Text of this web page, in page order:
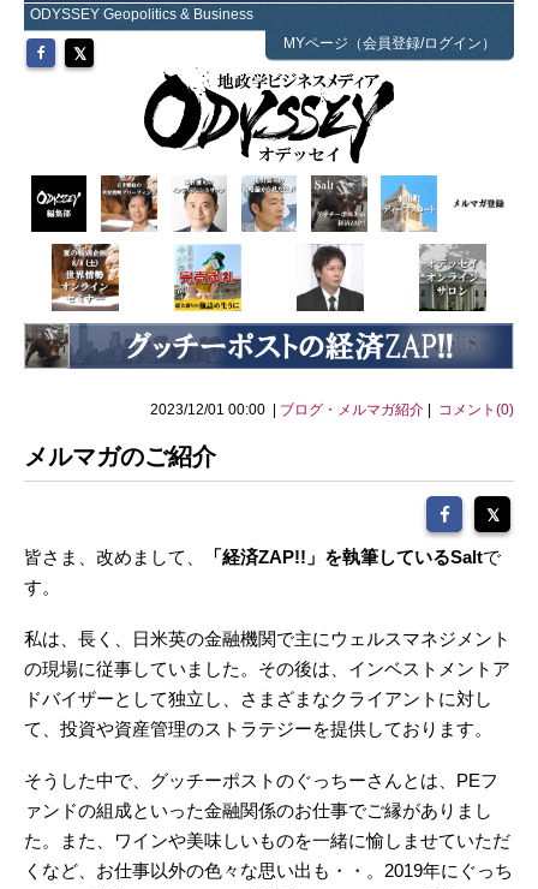
ODYSSEY Geopolitics & Business
MYページ（会員登録/ログイン）
2023/12/01 00:00 | ブログ・メルマガ紹介 コメント(0)
メルマガのご紹介
皆さま、改めまして、 「経済ZAP!!」を執筆しているSaltで
す。
私は、長く、日米英の金融機関で主にウェルスマネジメント
の現場に従事していました。その後は、インベストメントア
ドバイザーとして独立し、さまざまなクライアントに対し
て、投資や資産管理のストラテジーを提供しております。
そうした中で、グッチーポストのぐっちーさんとは、PEフ
ァンドの組成といった金融関係のお仕事でご縁がありまし
た。また、ワインや美味しいものを一緒に愉しませていただ
くなど、お仕事以外の色々な思い出も・・。2019年にぐっち